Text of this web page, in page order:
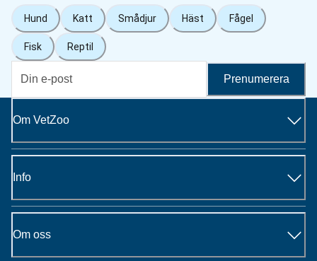
Hund Katt Smådjur Häst Fågel
Fisk Reptil
Prenumerera
Om VetZoo
Info
Om oss